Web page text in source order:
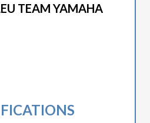
TEAM YAMAHA